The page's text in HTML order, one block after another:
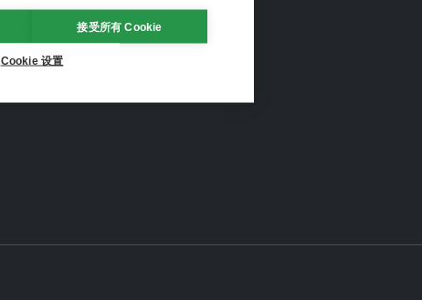
接受所有 Cookie
Cookie 设置